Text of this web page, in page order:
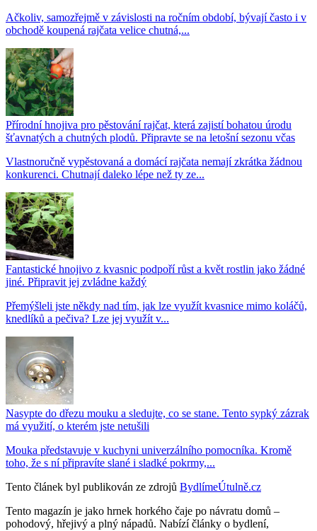
Ačkoliv, samozřejmě v závislosti na ročním období, bývají často i v
obchodě koupená rajčata velice chutná,...
Přírodní hnojiva pro pěstování rajčat, která zajistí bohatou úrodu
šťavnatých a chutných plodů. Připravte se na letošní sezonu včas
Vlastnoručně vypěstovaná a domácí rajčata nemají zkrátka žádnou
konkurenci. Chutnají daleko lépe než ty ze...
Fantastické hnojivo z kvasnic podpoří růst a květ rostlin jako žádné
jiné. Připravit jej zvládne každý
Přemýšleli jste někdy nad tím, jak lze využít kvasnice mimo koláčů,
knedlíků a pečiva? Lze jej využít v...
Nasypte do dřezu mouku a sledujte, co se stane. Tento sypký zázrak
má využití, o kterém jste netušili
Mouka představuje v kuchyni univerzálního pomocníka. Kromě
toho, že s ní připravíte slané i sladké pokrmy,...
Tento článek byl publikován ze zdrojů BydlímeÚtulně.cz
Tento magazín je jako hrnek horkého čaje po návratu domů –
pohodový, hřejivý a plný nápadů. Nabízí články o bydlení,